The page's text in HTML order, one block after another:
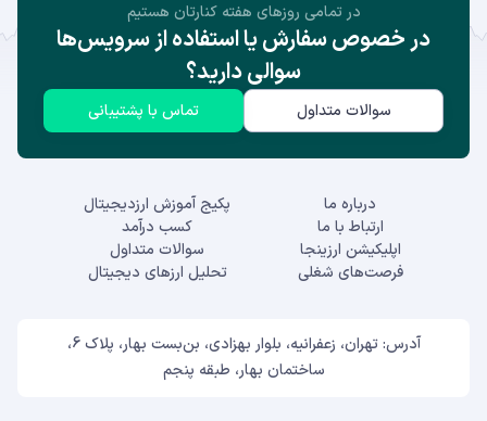
در تمامی روز‌های هفته کنارتان هستیم
در خصوص سفارش یا استفاده از سرویس‌ها
سوالی دارید؟
سوالات متداول تماس با پشتیبانی
درباره ما
ارتباط با ما
اپلیکیشن ارزینجا
فرصت‌های شغلی
پکیج آموزش ارزدیجیتال
کسب درآمد
سوالات متداول
تحلیل ارزهای دیجیتال
آدرس: تهران، زعفرانیه، بلوار بهزادی، بن‌بست بهار، پلاک 6،
ساختمان بهار، طبقه پنجم